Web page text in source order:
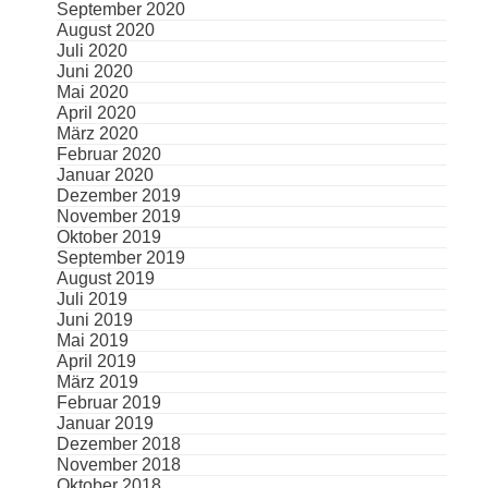
September 2020
August 2020
Juli 2020
Juni 2020
Mai 2020
April 2020
März 2020
Februar 2020
Januar 2020
Dezember 2019
November 2019
Oktober 2019
September 2019
August 2019
Juli 2019
Juni 2019
Mai 2019
April 2019
März 2019
Februar 2019
Januar 2019
Dezember 2018
November 2018